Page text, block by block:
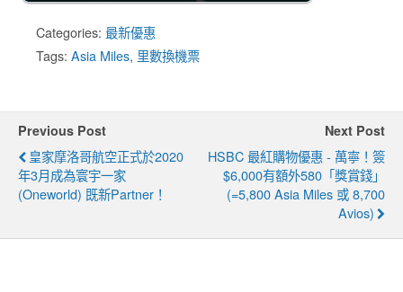
Categories: 最新優惠
Tags: Asia Miles, 里數換機票
Previous Post
皇家摩洛哥航空正式於2020
年3月成為寰宇一家
(oneworld) 既新Partner！
Next Post
HSBC 最紅購物優惠 - 萬寧！簽
$6,000有額外580「獎賞錢」
(=5,800 Asia Miles 或 8,700
Avios)